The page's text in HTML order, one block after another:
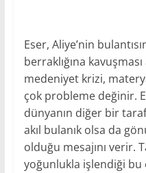
Eser, Aliye’nin
berraklığına
medeniyet krizi,
çok probleme değinir.
dünyanın diğer bir
akıl bulanık olsa da
olduğu mesajını verir.
yoğunlukla işlendiği